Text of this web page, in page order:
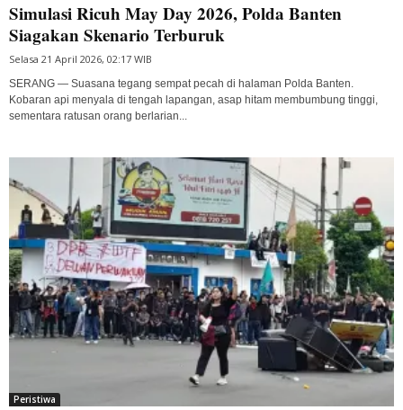
Simulasi Ricuh May Day 2026, Polda Banten
Siagakan Skenario Terburuk
Selasa 21 April 2026, 02:17 WIB
SERANG — Suasana tegang sempat pecah di halaman Polda Banten.
Kobaran api menyala di tengah lapangan, asap hitam membumbung tinggi,
sementara ratusan orang berlarian...
Peristiwa